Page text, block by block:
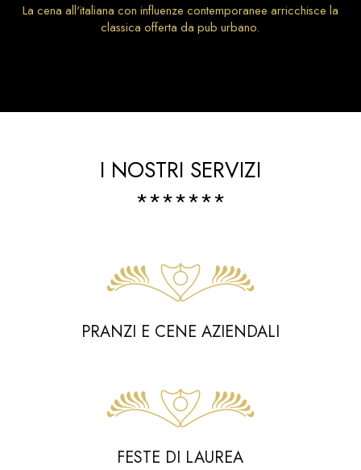
La cena all'italiana con influenze contemporanee arricchisce la
classica offerta da pub urbano.
I NOSTRI SERVIZI
*******
PRANZI E CENE AZIENDALI
FESTE DI LAUREA